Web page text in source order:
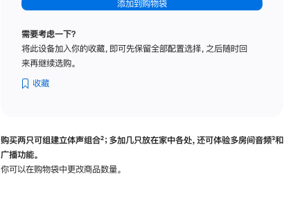
添加到购物袋
需要考虑一下？
将此设备加入你的收藏，即可先保留全部配置选择，之后随时回
来再继续选购。
收藏
购买两只可组建立体声组合脚
²；多加几只放在家中各处，还可体验多‍房‍间音频脚
³和
广播功能。
你可以在购物袋中更改商品数量。